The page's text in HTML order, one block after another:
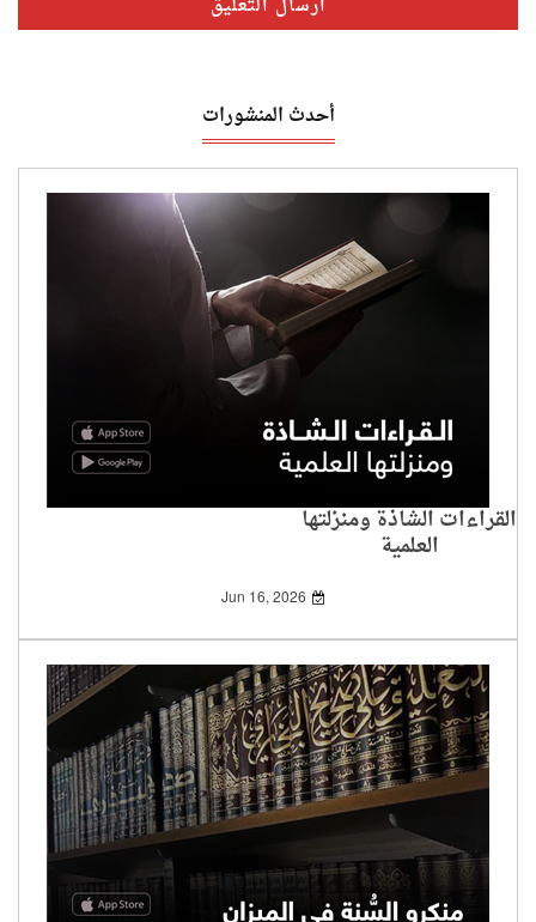
أحدث المنشورات
القراءات الشاذة ومنزلتها
العلمية
Jun 16, 2026